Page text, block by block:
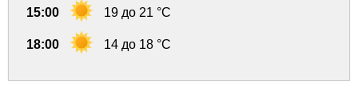
15:00 19 до 21 °C
18:00 14 до 18 °C